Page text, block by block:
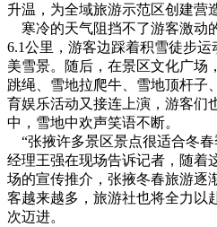
升温，为全域旅游示范区创建营
寒冷的天气阻挡不了游客激动
6.1公里，游客边踩着积雪徒步
美雪景。随后，在景区文化广场
跳绳、雪地拉爬牛、雪地顶杆子
育娱乐活动又接连上演，游客们
中，雪地中欢声笑语不断。
“张掖许多景区景点很适合冬春
经理王强在现场告诉记者，随着
场的宣传推介，张掖冬春旅游逐
客越来越多，旅游社也将全力以
次迈进。